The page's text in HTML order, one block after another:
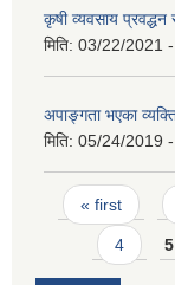
कृषी व्यवसाय
मिति: 03/22/2021
अपाङ्गता भएका
मिति: 05/24/2019
Pages
« first
4 5